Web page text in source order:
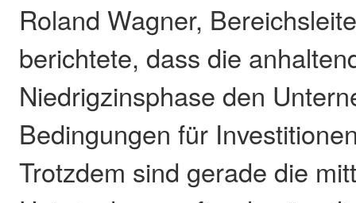
Roland Wagner,
berichtete, dass die
Niedrigzinsphase den
Bedingungen für
Trotzdem sind gerade die